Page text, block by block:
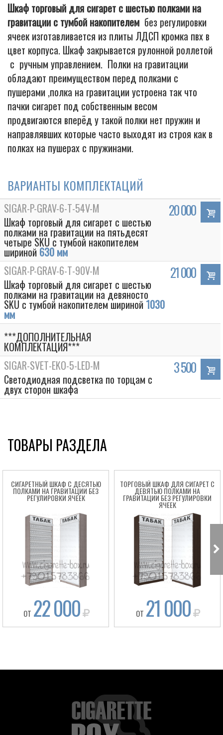
Шкаф торговый для сигарет с шестью полками на
гравитации с тумбой накопителем без регулировки
ячеек изготавливается из плиты ЛДСП кромка пвх в
цвет корпуса. Шкаф закрывается рулонной роллетой
с ручным управлением. Полки на гравитации
обладают преимуществом перед полками с
пушерами ,полка на гравитации устроена так что
пачки сигарет под собственным весом
продвигаются вперёд у такой полки нет пружин и
направлявших которые часто выходят из строя как в
полках на пушерах с пружинами.
ВАРИАНТЫ КОМПЛЕКТАЦИЙ
SIGAR-P-GRAV-6-T-54V-M
Шкаф торговый для сигарет с шестью
полками на гравитации на пятьдесят
четыре SKU с тумбой накопителем
шириной 630 мм
20 000
SIGAR-P-GRAV-6-T-90V-M
Шкаф торговый для сигарет с шестью
полками на гравитации на девяносто
SKU с тумбой накопителем шириной 1030
мм
21 000
***ДОПОЛНИТЕЛЬНАЯ
КОМПЛЕКТАЦИЯ***
SIGAR-SVET-EKO-5-LED-M
Светодиодная подсветка по торцам с
двух сторон шкафа
3 500
ТОВАРЫ РАЗДЕЛА
СИГАРЕТНЫЙ ШКАФ С ДЕСЯТЬЮ
ПОЛКАМИ НА ГРАВИТАЦИИ БЕЗ
РЕГУЛИРОВКИ ЯЧЕЕК
ОТ 22 000
ТОРГОВЫЙ ШКАФ ДЛЯ СИГАРЕТ С
ДЕВЯТЬЮ ПОЛКАМИ НА
ГРАВИТАЦИИ БЕЗ РЕГУЛИРОВКИ
ЯЧЕЕК
ОТ 21 000